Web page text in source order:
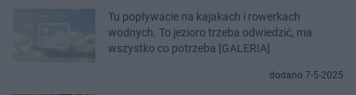
Tu popływacie na kajakach i rowerkach
wodnych. To jezioro trzeba odwiedzić, ma
wszystko co potrzeba [GALERIA]
dodano 7-5-2025